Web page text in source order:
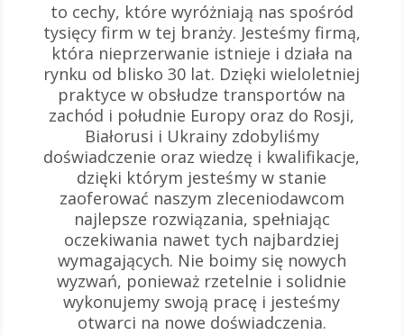
to cechy, które wyróżniają nas spośród
tysięcy firm w tej branży. Jesteśmy firmą,
która nieprzerwanie istnieje i działa na
rynku od blisko 30 lat. Dzięki wieloletniej
praktyce w obsłudze transportów na
zachód i południe Europy oraz do Rosji,
Białorusi i Ukrainy zdobyliśmy
doświadczenie oraz wiedzę i kwalifikacje,
dzięki którym jesteśmy w stanie
zaoferować naszym zleceniodawcom
najlepsze rozwiązania, spełniając
oczekiwania nawet tych najbardziej
wymagających. Nie boimy się nowych
wyzwań, ponieważ rzetelnie i solidnie
wykonujemy swoją pracę i jesteśmy
otwarci na nowe doświadczenia.